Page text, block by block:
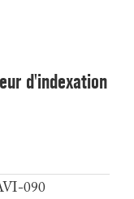
d'indexation
090